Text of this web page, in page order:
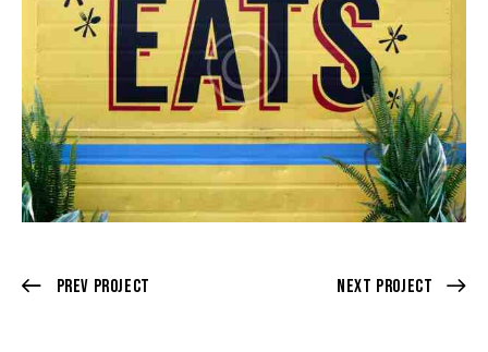
Prev Project Next Project